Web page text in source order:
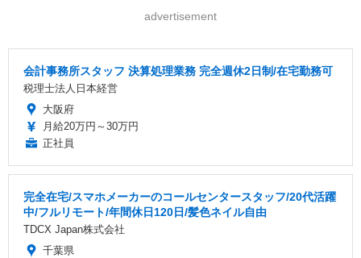
advertisement
会計事務所スタッフ 決算処理業務 完全週休2日制/在宅勤務可
税理士法人日本経営
大阪府
月給20万円～30万円
正社員
完全在宅/スマホメーカーのコールセンタースタッフ/20代活躍
中/フルリモート/年間休日120日/髪色ネイル自由
TDCX Japan株式会社
千葉県